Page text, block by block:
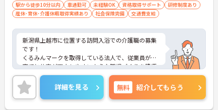
駅から徒歩10分以内 車通勤可 未経験OK 資格取得サポート
研修制度あり
産休･育休･介護休暇取得実績あり
社会保険完備 交通費支給
新潟県上越市に位置する訪問入浴での介護職の募集
です！
くるみんマークを取得している法人で、従業員が子
育てと仕事が両立しやすいような職場づくりを積極
的に行っています。
ご興味ある方には、面接対策ポイントなど、さらに
詳細をお話しいたしますのでお気軽にご相談くださ
い！
詳細を見る 無料 紹介してもらう